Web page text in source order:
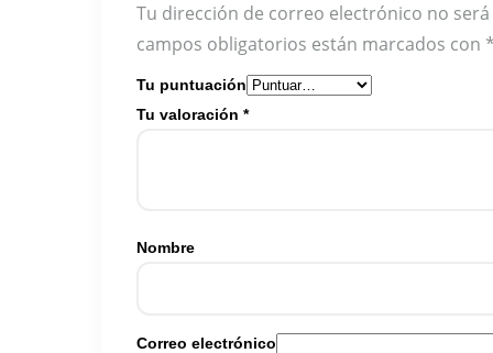
Tu dirección de correo electrónico no
campos obligatorios están marcados con *
Tu puntuación
Tu valoración *
Nombre
Correo electrónico